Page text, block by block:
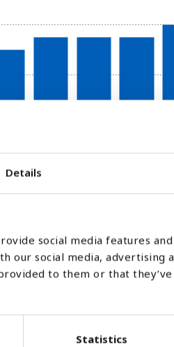
Details
social media features
our social media, advertising
to them or that
Statistics
Linje Platt